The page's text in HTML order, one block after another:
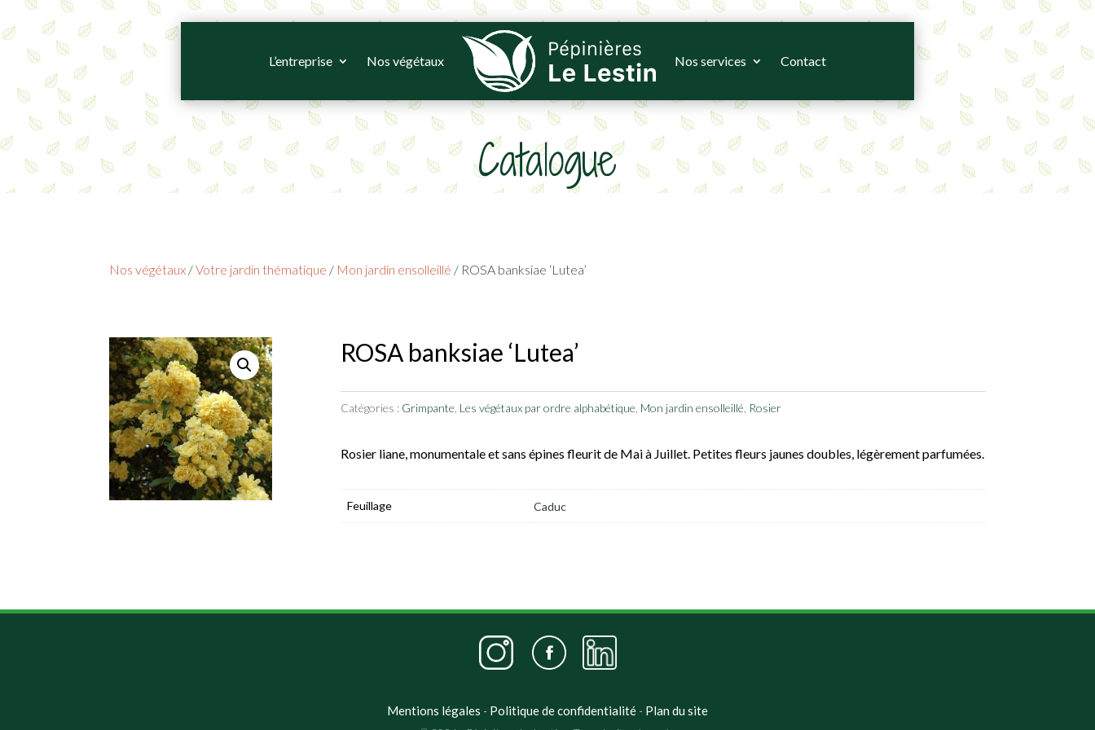
L’entreprise Nos végétaux Nos services Contact
Catalogue
Nos végétaux /Votre jardin thématique / Mon jardin ensolleillé / ROSA banksiae ‘Lutea’
ROSA banksiae ‘Lutea’
Catégories : Grimpante Les végétaux par ordre alphabétique Mon jardin ensolleillé Rosier
Rosier liane, monumentale et sans épines fleurit de Mai à Juillet. Petites fleurs jaunes doubles, légèrement parfumées.
Feuillage Caduc
Mentions légales - Politique de confidentialité - Plan du site